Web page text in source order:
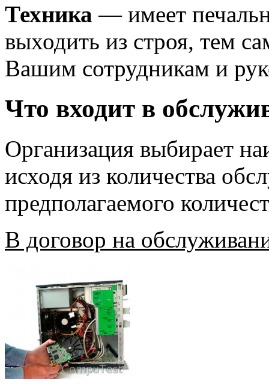
Техника — имеет
выходить из строя, тем
Вашим сотрудникам и
Что входит в
Организация выбирает
исходя из количества
предполагаемого
В договор на